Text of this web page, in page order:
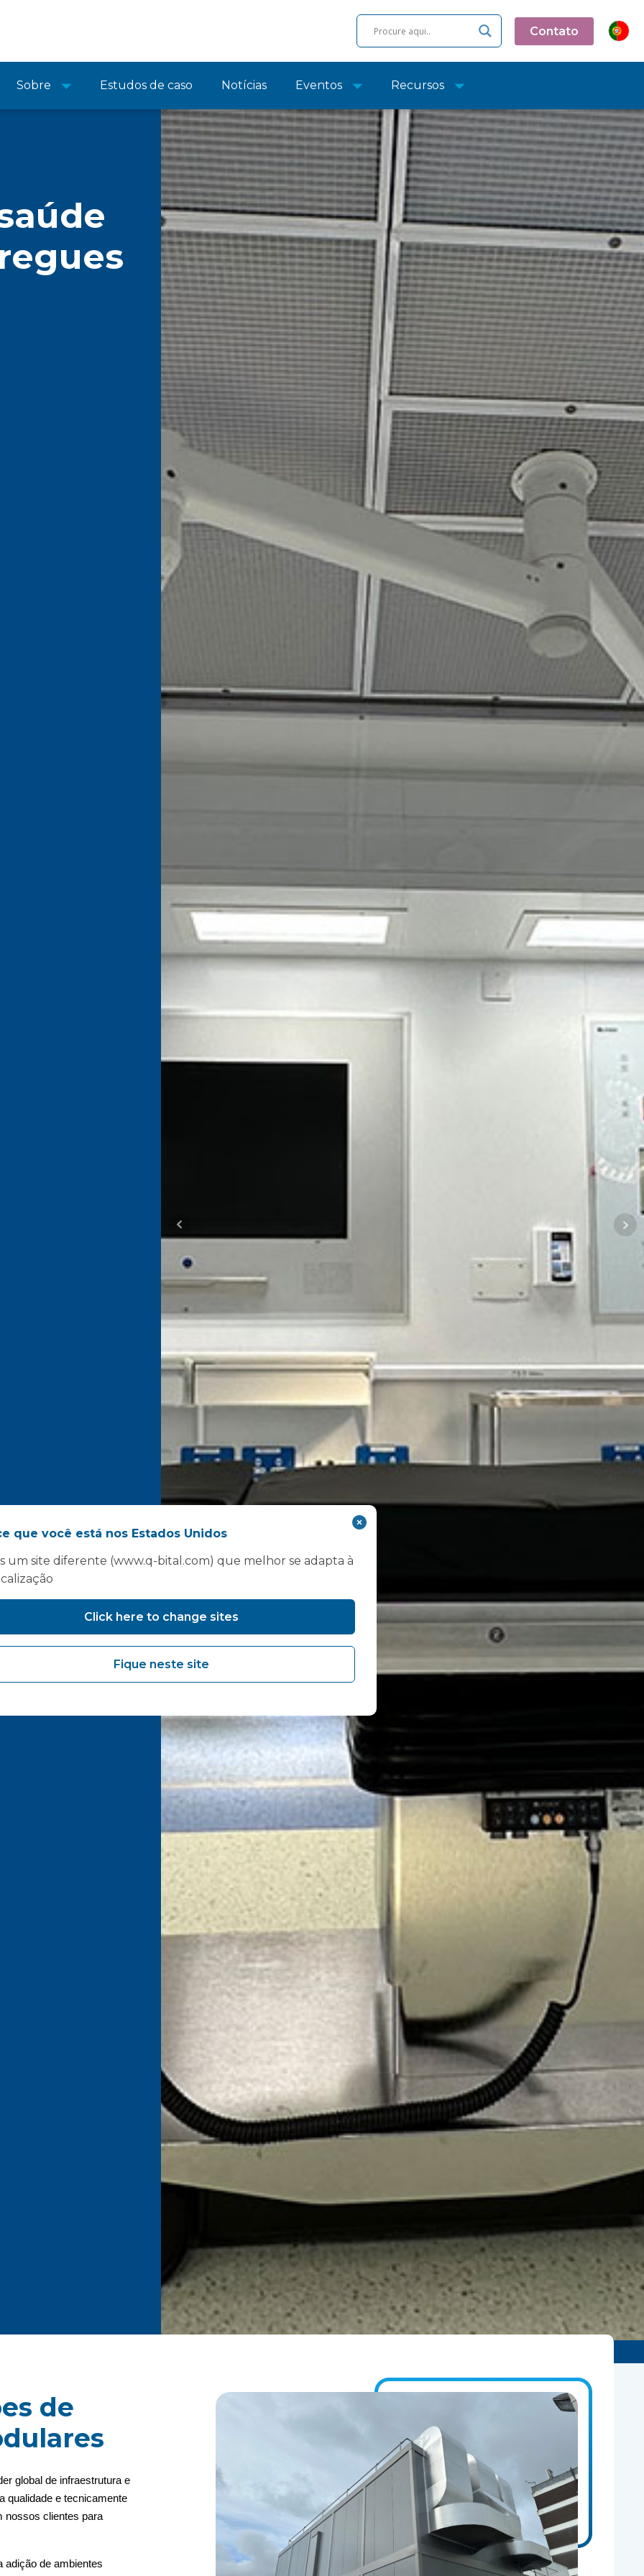
Contato
Sobre Estudos de caso Notícias Eventos Recursos
de
global de infraestrutura e
qualidade e tecnicamente
nossos clientes para
adição de ambientes
que você está nos Estados Unidos
um site diferente (www.q-bital.com) que melhor se adapta à
Click here to change sites
Fique neste site